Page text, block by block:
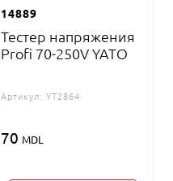
14889
Тестер напряжения
Profi 70-250V YATO
Артикул: YT2864
70 MDL